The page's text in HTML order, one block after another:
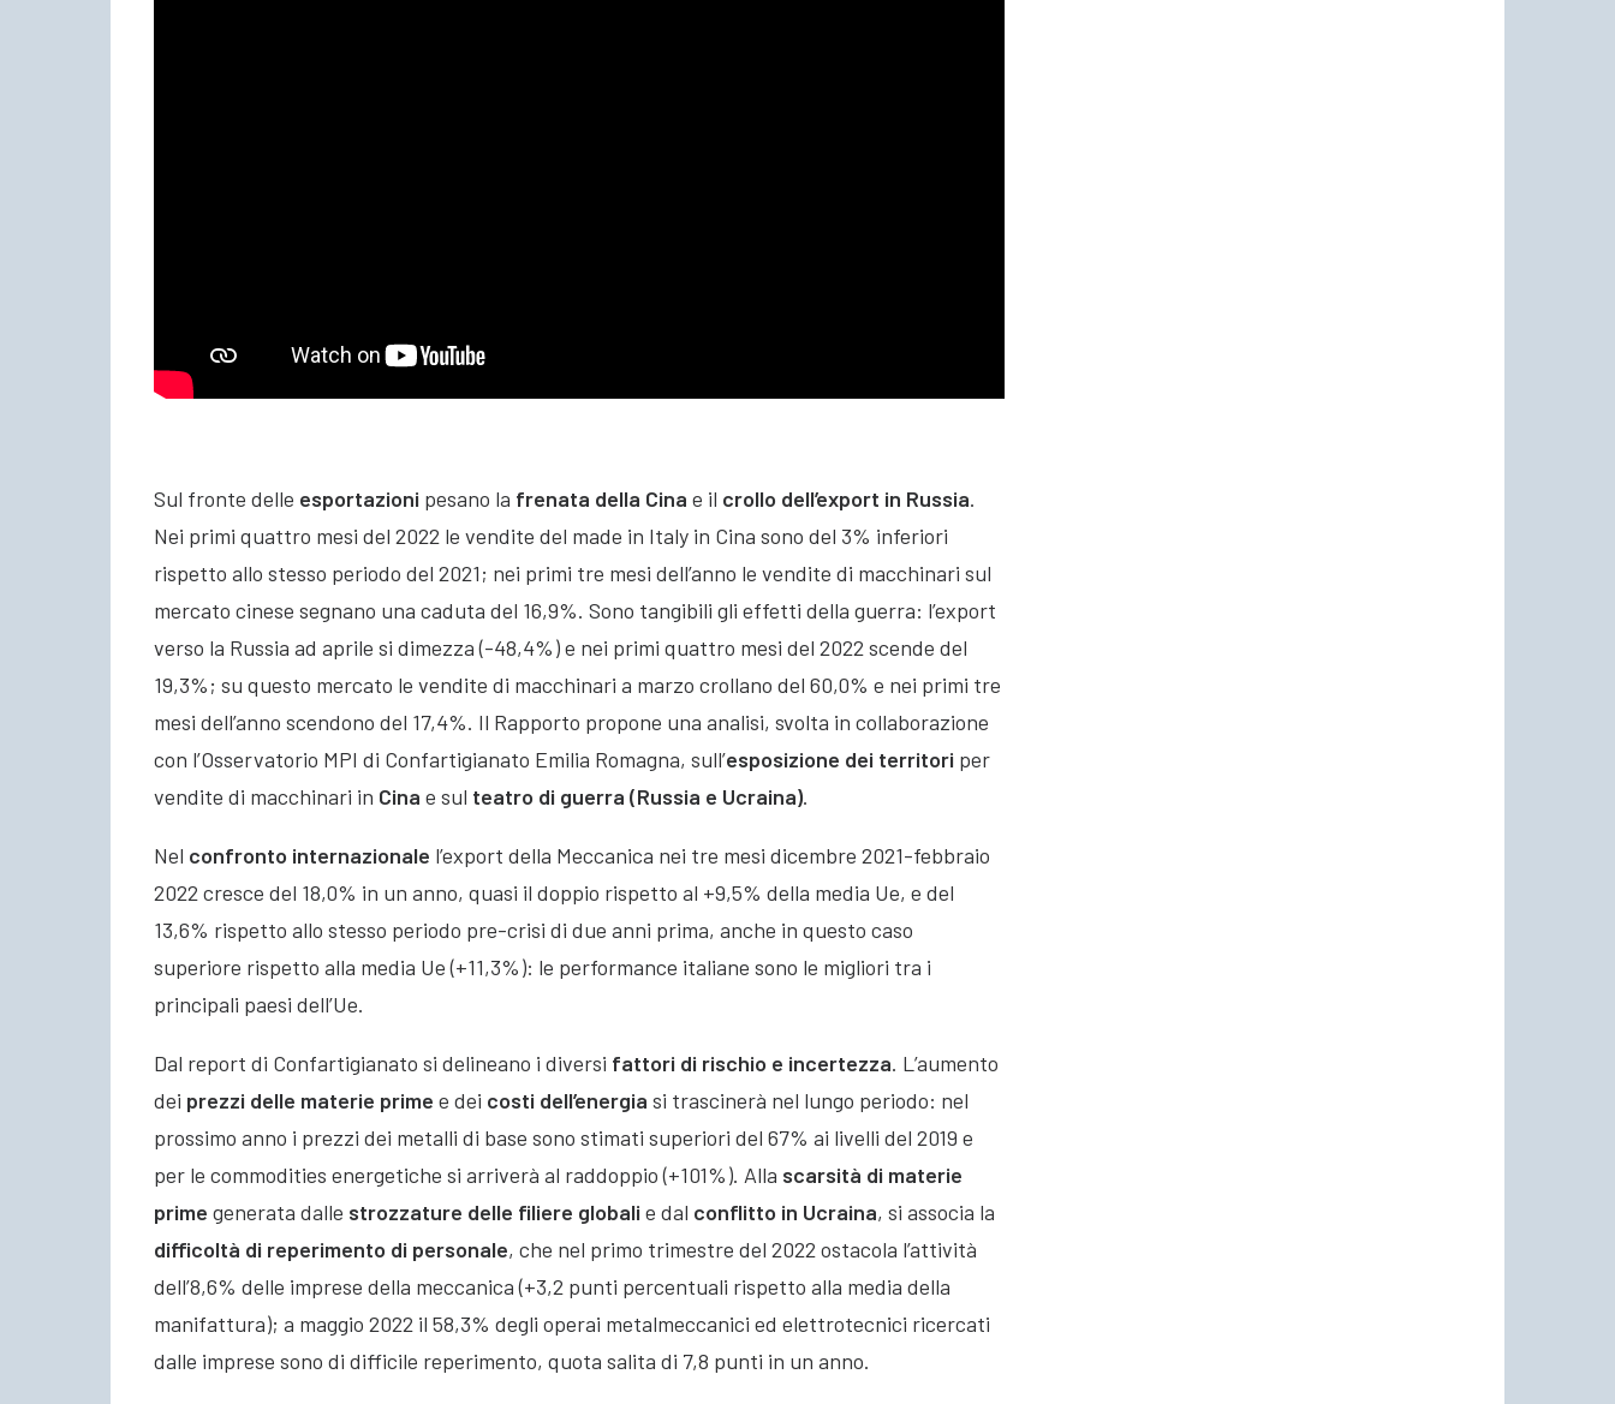
Sul fronte delle esportazioni pesano la frenata della Cina e il crollo dell’export in Russia.
Nei primi quattro mesi del 2022 le vendite del made in Italy in Cina sono del 3% inferiori
rispetto allo stesso periodo del 2021; nei primi tre mesi dell’anno le vendite di macchinari sul
mercato cinese segnano una caduta del 16,9%. Sono tangibili gli effetti della guerra: l’export
verso la Russia ad aprile si dimezza (-48,4%) e nei primi quattro mesi del 2022 scende del
19,3%; su questo mercato le vendite di macchinari a marzo crollano del 60,0% e nei primi tre
mesi dell’anno scendono del 17,4%. Il Rapporto propone una analisi, svolta in collaborazione
con l’Osservatorio MPI di Confartigianato Emilia Romagna, sull’esposizione dei territori per
vendite di macchinari in Cina e sul teatro di guerra (Russia e Ucraina).
Nel confronto internazionale l’export della Meccanica nei tre mesi dicembre 2021-febbraio
2022 cresce del 18,0% in un anno, quasi il doppio rispetto al +9,5% della media Ue, e del
13,6% rispetto allo stesso periodo pre-crisi di due anni prima, anche in questo caso
superiore rispetto alla media Ue (+11,3%): le performance italiane sono le migliori tra i
principali paesi dell’Ue.
Dal report di Confartigianato si delineano i diversi fattori di rischio e incertezza. L’aumento
dei prezzi delle materie prime e dei costi dell’energia si trascinerà nel lungo periodo: nel
prossimo anno i prezzi dei metalli di base sono stimati superiori del 67% ai livelli del 2019 e
per le commodities energetiche si arriverà al raddoppio (+101%). Alla scarsità di materie
prime generata dalle strozzature delle filiere globali e dal conflitto in Ucraina, si associa la
difficoltà di reperimento di personale, che nel primo trimestre del 2022 ostacola l’attività
dell’8,6% delle imprese della meccanica (+3,2 punti percentuali rispetto alla media della
manifattura); a maggio 2022 il 58,3% degli operai metalmeccanici ed elettrotecnici ricercati
dalle imprese sono di difficile reperimento, quota salita di 7,8 punti in un anno.